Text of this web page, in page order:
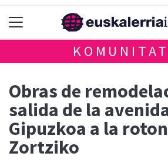
Obras de
salida de la
Gipuzkoa a la
Zortziko